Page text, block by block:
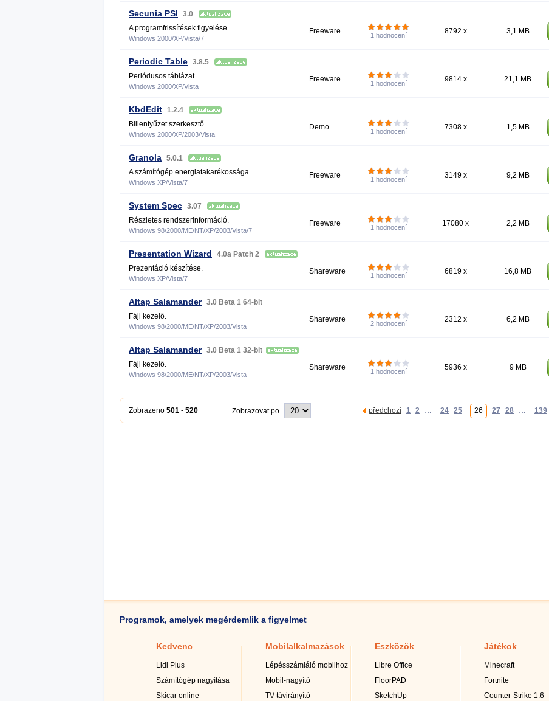
Secunia PSI
3.0
A programfrissítések figyelése.
Windows 2000/XP/Vista/7
Freeware 1 hodnocení 8792 x 3,1 MB
Periodic Table 3.8.5
Periódusos táblázat.
Windows 2000/XP/Vista
Freeware 1 hodnocení 9814 x 21,1 MB
KbdEdit 1.2.4
Billentyűzet szerkesztő.
Windows 2000/XP/2003/Vista
Demo 1 hodnocení 7308 x 1,5 MB
Granola 5.0.1
A számítógép energiatakarékossága.
Windows XP/Vista/7
Freeware 1 hodnocení 3149 x 9,2 MB
System Spec 3.07
Részletes rendszerinformáció.
Windows 98/2000/ME/NT/XP/2003/Vista/7
Freeware 1 hodnocení 17080 x 2,2 MB
Presentation Wizard
4.0a Patch 2
Prezentáció készítése.
Windows XP/Vista/7
Shareware 1 hodnocení 6819 x 16,8 MB
Altap Salamander 3.0 Beta 1 64-bit
Fájl kezelő.
Windows 98/2000/ME/NT/XP/2003/Vista
Shareware 2 hodnocení 2312 x 6,2 MB
Altap Salamander 3.0 Beta 1 32-bit
Fájl kezelő.
Windows 98/2000/ME/NT/XP/2003/Vista
Shareware 1 hodnocení 5936 x 9 MB
Zobrazeno 501 - 520 Zobrazovat po předchozí 1 2 … 24 25 26 27 28 … 139
Programok, amelyek megérdemlik a figyelmet
Kedvenc
Lidl Plus
Számítógép nagyítása
Skicar online
Mobilalkalmazások
Lépésszámláló mobilhoz
Mobil-nagyító
TV távirányító
Eszközök
Libre Office
FloorPAD
SketchUp
Játékok
Minecraft
Fortnite
Counter-Strike 1.6